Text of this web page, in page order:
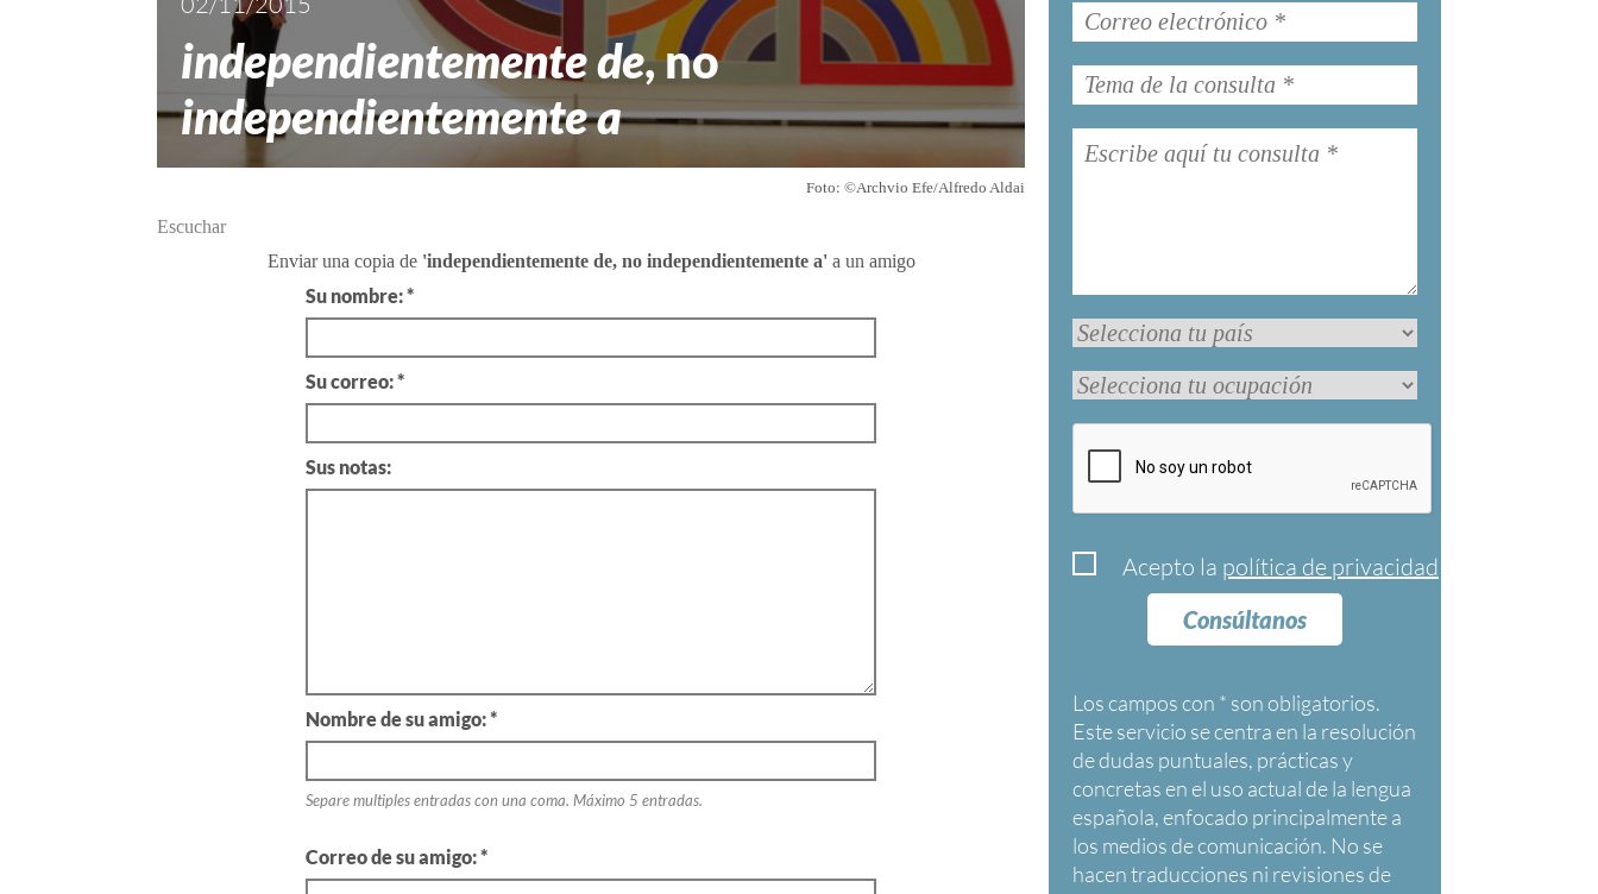
Acepto la política de privacidad
Consúltanos
Los campos con * son obligatorios
independientemente de, no
independientemente a
Foto: ©Archvio Efe/Alfredo Aldai
Escuchar
Enviar una copia de 'independientemente de, no independientemente a'a un amigo
Su nombre: *
Su correo: *
Sus notas:
Nombre de su amigo: *
Separe multiples entradas con una coma. Máximo 5 entradas.
Correo de su amigo: *